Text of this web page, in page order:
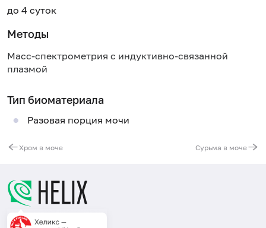
до 4 суток
Методы
Масс-спектрометрия с индуктивно-связанной
плазмой
Тип биоматериала
Разовая порция мочи
Хром в моче Сурьма в моче